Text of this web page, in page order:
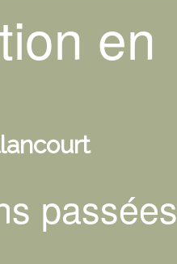
en
passées